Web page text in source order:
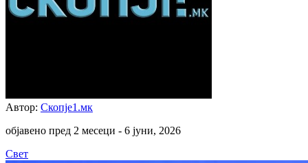
Автор: Скопје1.мк
објавено пред 2 месеци - 6 јуни, 2026
Свет